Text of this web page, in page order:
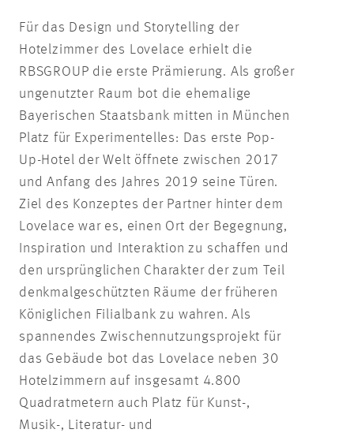
Für das Design und Storytelling der
Hotelzimmer des Lovelace erhielt die
RBSGROUP die erste Prämierung. Als großer
ungenutzter Raum bot die ehemalige
Bayerischen Staatsbank mitten in München
Platz für Experimentelles: Das erste Pop-
Up-Hotel der Welt öffnete zwischen 2017
und Anfang des Jahres 2019 seine Türen.
Ziel des Konzeptes der Partner hinter dem
Lovelace war es, einen Ort der Begegnung,
Inspiration und Interaktion zu schaffen und
den ursprünglichen Charakter der zum Teil
denkmalgeschützten Räume der früheren
Königlichen Filialbank zu wahren. Als
spannendes Zwischennutzungsprojekt für
das Gebäude bot das Lovelace neben 30
Hotelzimmern auf insgesamt 4.800
Quadratmetern auch Platz für Kunst-,
Musik-, Literatur- und